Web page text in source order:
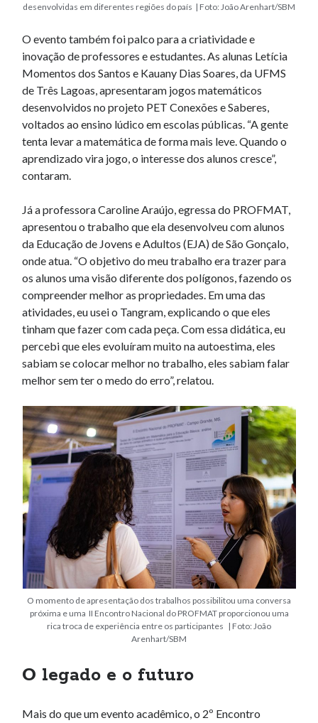
desenvolvidas em diferentes regiões do país | Foto: João Arenhart/SBM
O evento também foi palco para a criatividade e
inovação de professores e estudantes. As alunas Letícia
Momentos dos Santos e Kauany Dias Soares, da UFMS
de Três Lagoas, apresentaram jogos matemáticos
desenvolvidos no projeto PET Conexões e Saberes,
voltados ao ensino lúdico em escolas públicas. “A gente
tenta levar a matemática de forma mais leve. Quando o
aprendizado vira jogo, o interesse dos alunos cresce”,
contaram.
Já a professora Caroline Araújo, egressa do PROFMAT,
apresentou o trabalho que ela desenvolveu com alunos
da Educação de Jovens e Adultos (EJA) de São Gonçalo,
onde atua. “O objetivo do meu trabalho era trazer para
os alunos uma visão diferente dos polígonos, fazendo os
compreender melhor as propriedades. Em uma das
atividades, eu usei o Tangram, explicando o que eles
tinham que fazer com cada peça. Com essa didática, eu
percebi que eles evoluíram muito na autoestima, eles
sabiam se colocar melhor no trabalho, eles sabiam falar
melhor sem ter o medo do erro”, relatou.
O momento de apresentação dos trabalhos possibilitou uma conversa
próxima e uma II Encontro Nacional do PROFMAT proporcionou uma
rica troca de experiência entre os participantes | Foto: João
Arenhart/SBM
O legado e o futuro
Mais do que um evento acadêmico, o 2º Encontro